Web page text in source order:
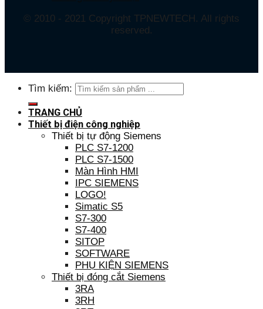
© 2010 - 2021 Copyright TPNEWTECH. All rights
reserved.
Tìm kiếm:
TRANG CHỦ
Thiết bị điện công nghiệp
Thiết bị tự động Siemens
PLC S7-1200
PLC S7-1500
Màn Hình HMI
IPC SIEMENS
LOGO!
Simatic S5
S7-300
S7-400
SITOP
SOFTWARE
PHỤ KIỆN SIEMENS
Thiết bị đóng cắt Siemens
3RA
3RH